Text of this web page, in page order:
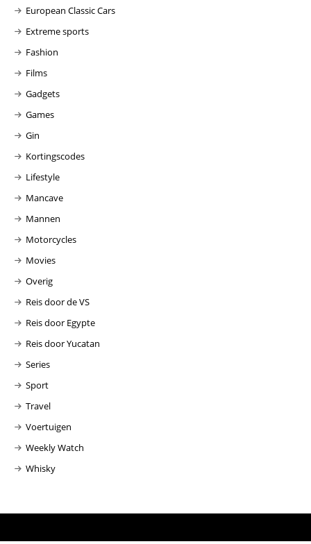
European Classic Cars
Extreme sports
Fashion
Films
Gadgets
Games
Gin
Kortingscodes
Lifestyle
Mancave
Mannen
Motorcycles
Movies
Overig
Reis door de VS
Reis door Egypte
Reis door Yucatan
Series
Sport
Travel
Voertuigen
Weekly Watch
Whisky